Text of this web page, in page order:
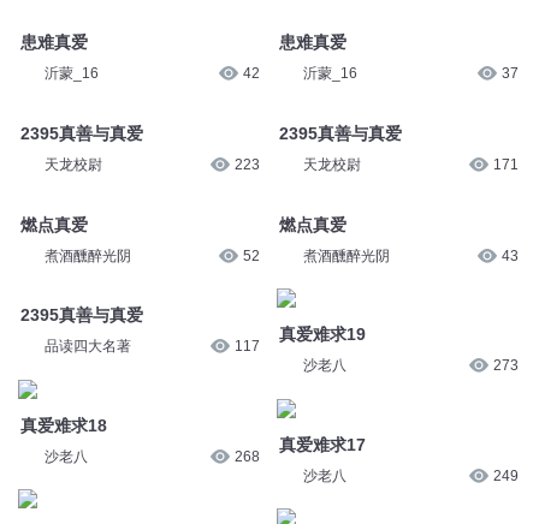
患难真爱
沂蒙_16 42
2395真善与真爱
天龙校尉 223
燃点真爱
煮酒醺醉光阴 52
2395真善与真爱
品读四大名著 117
真爱难求18
沙老八 268
患难真爱
沂蒙_16 37
2395真善与真爱
天龙校尉 171
燃点真爱
煮酒醺醉光阴 43
真爱难求19
沙老八 273
真爱难求17
沙老八 249